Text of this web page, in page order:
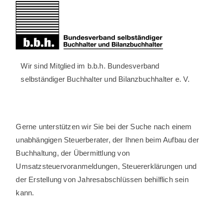
Wir sind Mitglied im b.b.h. Bundesverband
selbständiger Buchhalter und Bilanzbuchhalter e. V.
Gerne unterstützen wir Sie bei der Suche nach einem
unabhängigen Steuerberater, der Ihnen beim Aufbau der
Buchhaltung, der Übermittlung von
Umsatzsteuervoranmeldungen, Steuererklärungen und
der Erstellung von Jahresabschlüssen behilflich sein
kann.